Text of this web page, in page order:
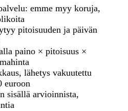
emme myy koruja,
pitoisuuden ja päivän
paino × pitoisuus ×
lähetys vakuutettu
euroon
sisällä arvioinnista,